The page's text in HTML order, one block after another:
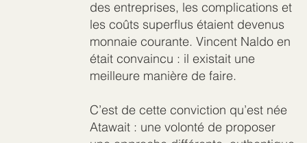
des entreprises, les complications et
les coûts superflus étaient devenus
monnaie courante. Vincent Naldo en
était convaincu : il existait une
meilleure manière de faire.
C’est de cette conviction qu’est née
Atawait : une volonté de proposer